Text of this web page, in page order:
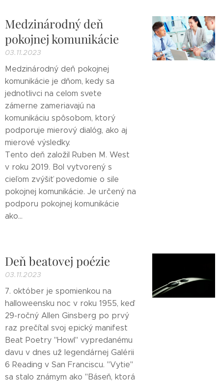
Medzinárodný deň
pokojnej komunikácie
03.11.2023
Medzinárodný deň pokojnej
komunikácie je dňom, kedy sa
jednotlivci na celom svete
zámerne zameriavajú na
komunikáciu spôsobom, ktorý
podporuje mierový dialóg, ako aj
mierové výsledky.
Tento deň založil Ruben M. West
v roku 2019. Bol vytvorený s
cieľom zvýšiť povedomie o sile
pokojnej komunikácie. Je určený na
podporu pokojnej komunikácie
ako...
Deň beatovej poézie
03.11.2023
7. október je spomienkou na
halloweensku noc v roku 1955, keď
29-ročný Allen Ginsberg po prvý
raz prečítal svoj epický manifest
Beat Poetry "Howl" vypredanému
davu v dnes už legendárnej Galérii
6 Reading v San Franciscu. "Vytie"
sa stalo známym ako "Báseň, ktorá